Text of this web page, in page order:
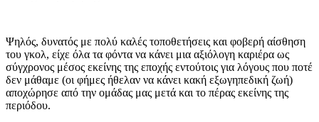
Ψηλός, δυνατός με πολύ καλές τοποθετήσεις και φοβερή αίσθηση
του γκολ, είχε όλα τα φόντα να κάνει μια αξιόλογη καριέρα ως
σύγχρονος μέσος εκείνης της εποχής εντούτοις για λόγους που ποτέ
δεν μάθαμε (οι φήμες ήθελαν να κάνει κακή εξωγηπεδική ζωή)
αποχώρησε από την ομάδας μας μετά και το πέρας εκείνης της
περιόδου.